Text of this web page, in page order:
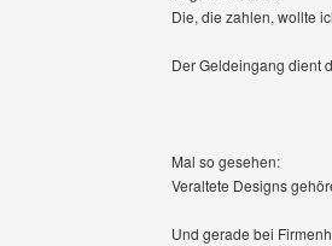
Die, die zahlen, wollte
Der Geldeingang dient
Mal so gesehen:
Veraltete Designs
Und gerade bei